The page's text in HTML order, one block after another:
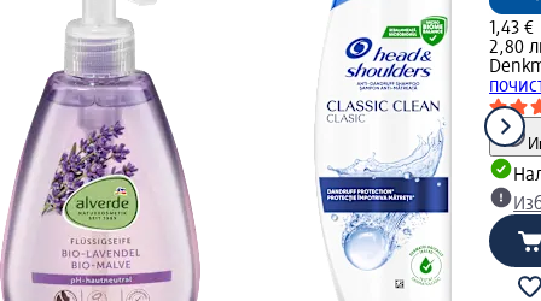
1,43 €
2,80